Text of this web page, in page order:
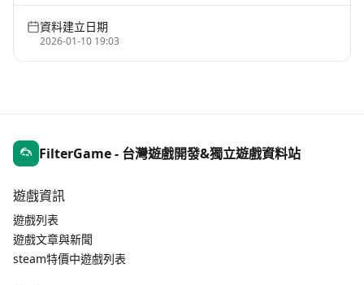
資料建立日期
2026-01-10 19:03
FilterGame - 台灣遊戲開發&獨立遊戲資料站
遊戲資訊
遊戲列表
遊戲文章與新聞
steam特價中遊戲列表